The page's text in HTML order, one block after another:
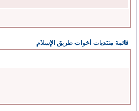
قائمة منتديات أخوات طريق الإسلام